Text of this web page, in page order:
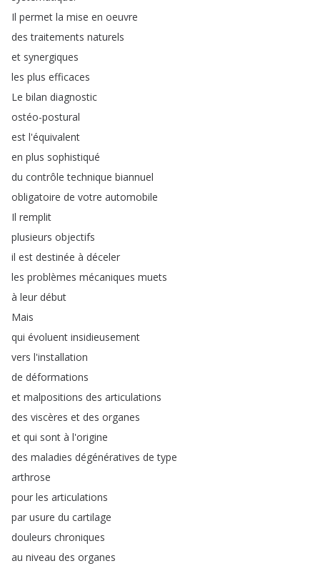
Il permet la mise en oeuvre
des traitements naturels
et synergiques
les plus efficaces
Le bilan diagnostic
ostéo-postural
est l'équivalent
en plus sophistiqué
du contrôle technique biannuel
obligatoire de votre automobile
Il remplit
plusieurs objectifs
il est destinée à déceler
les problèmes mécaniques muets
à leur début
Mais
qui évoluent insidieusement
vers l'installation
de déformations
et malpositions des articulations
des viscères et des organes
et qui sont à l'origine
des maladies dégénératives de type
arthrose
pour les articulations
par usure du cartilage
douleurs chroniques
au niveau des organes